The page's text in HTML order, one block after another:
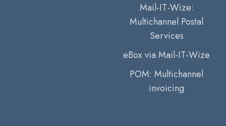
Mail-IT-Wize:
Multichannel Postal
Services
eBox via Mail-IT-Wize
POM: Multichannel
invoicing